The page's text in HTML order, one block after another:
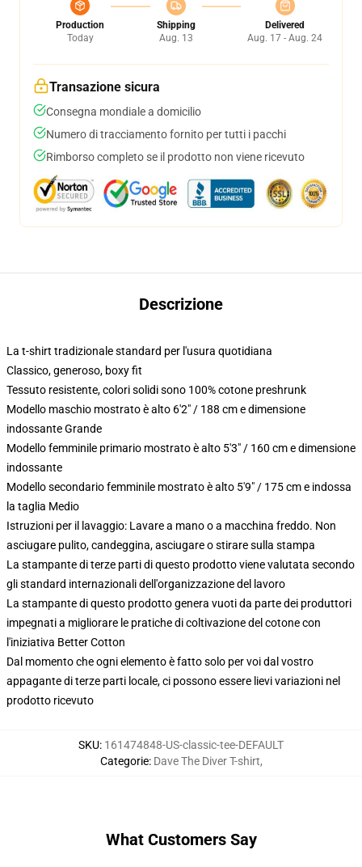
Production
Today
Shipping
Aug. 13
Delivered
Aug. 17 - Aug. 24
Transazione sicura
Consegna mondiale a domicilio
Numero di tracciamento fornito per tutti i pacchi
Rimborso completo se il prodotto non viene ricevuto
Descrizione
La t-shirt tradizionale standard per l'usura quotidiana
Classico, generoso, boxy fit
Tessuto resistente, colori solidi sono 100% cotone preshrunk
Modello maschio mostrato è alto 6'2" / 188 cm e dimensione
indossante Grande
Modello femminile primario mostrato è alto 5'3" / 160 cm e dimensione
indossante
Modello secondario femminile mostrato è alto 5'9" / 175 cm e indossa
la taglia Medio
Istruzioni per il lavaggio: Lavare a mano o a macchina freddo. Non
asciugare pulito, candeggina, asciugare o stirare sulla stampa
La stampante di terze parti di questo prodotto viene valutata secondo
gli standard internazionali dell'organizzazione del lavoro
La stampante di questo prodotto genera vuoti da parte dei produttori
impegnati a migliorare le pratiche di coltivazione del cotone con
l'iniziativa Better Cotton
Dal momento che ogni elemento è fatto solo per voi dal vostro
appagante di terze parti locale, ci possono essere lievi variazioni nel
prodotto ricevuto
SKU: 161474848-US-classic-tee-DEFAULT
Categorie: Dave The Diver T-shirt,
What Customers Say